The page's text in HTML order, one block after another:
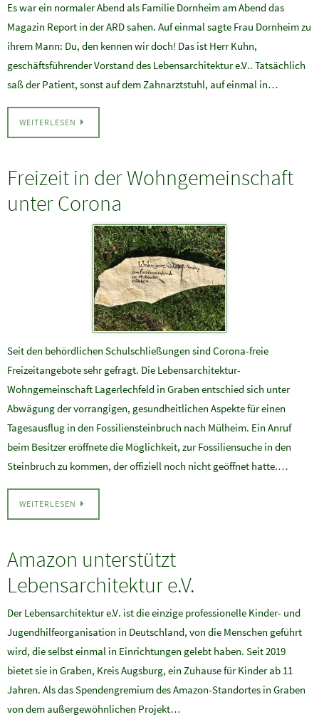
Es war ein normaler Abend als Familie Dornheim am Abend das
Magazin Report in der ARD sahen. Auf einmal sagte Frau Dornheim zu
ihrem Mann: Du, den kennen wir doch! Das ist Herr Kuhn,
geschäftsführender Vorstand des Lebensarchitektur e.V.. Tatsächlich
saß der Patient, sonst auf dem Zahnarztstuhl, auf einmal in…
WEITERLESEN
Freizeit in der Wohngemeinschaft
unter Corona
Seit den behördlichen Schulschließungen sind Corona-freie
Freizeitangebote sehr gefragt. Die Lebensarchitektur-
Wohngemeinschaft Lagerlechfeld in Graben entschied sich unter
Abwägung der vorrangigen, gesundheitlichen Aspekte für einen
Tagesausflug in den Fossiliensteinbruch nach Mülheim. Ein Anruf
beim Besitzer eröffnete die Möglichkeit, zur Fossiliensuche in den
Steinbruch zu kommen, der offiziell noch nicht geöffnet hatte.…
WEITERLESEN
Amazon unterstützt
Lebensarchitektur e.V.
Der Lebensarchitektur e.V. ist die einzige professionelle Kinder- und
Jugendhilfeorganisation in Deutschland, von die Menschen geführt
wird, die selbst einmal in Einrichtungen gelebt haben. Seit 2019
bietet sie in Graben, Kreis Augsburg, ein Zuhause für Kinder ab 11
Jahren. Als das Spendengremium des Amazon-Standortes in Graben
von dem außergewöhnlichen Projekt…